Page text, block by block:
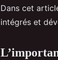
Dans cet
intégrés et